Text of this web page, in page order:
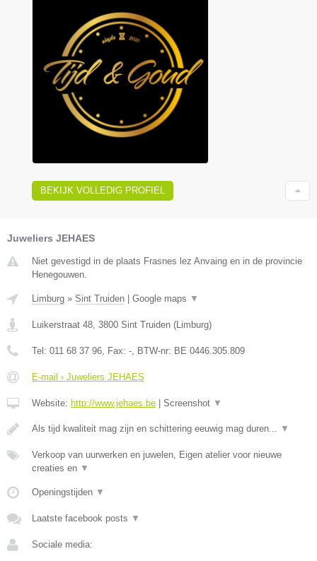
BEKIJK VOLLEDIG PROFIEL
Juweliers JEHAES
Niet gevestigd in de plaats Frasnes lez Anvaing en in de provincie
Henegouwen.
Limburg » Sint Truiden | Google maps ▼
Luikerstraat 48 3800 Sint Truiden (Limburg)
Tel: 011 68 37 96 , Fax: - , BTW-nr: BE 0446.305.809
E-mail › Juweliers JEHAES
Website: http://www.jehaes.be | Screenshot ▼
Als tijd kwaliteit mag zijn en schittering eeuwig mag duren... ▼
Verkoop van uurwerken en juwelen, Eigen atelier voor nieuwe
creaties en ▼
Openingstijden ▼
Laatste facebook posts ▼
Sociale media: